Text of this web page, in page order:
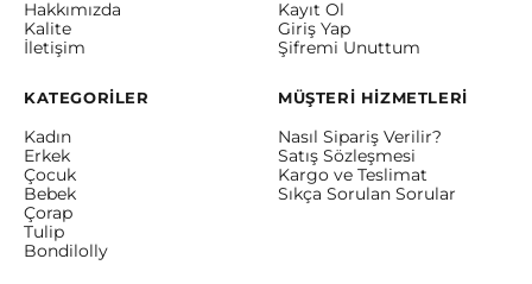
Hakkımızda
Kalite
İletişim
Kayıt Ol
Giriş Yap
Şifremi Unuttum
KATEGORİLER
Kadın
Erkek
Çocuk
Bebek
Çorap
Tulip
Bondilolly
MÜŞTERİ HİZMETLERİ
Nasıl Sipariş Verilir?
Satış Sözleşmesi
Kargo ve Teslimat
Sıkça Sorulan Sorular